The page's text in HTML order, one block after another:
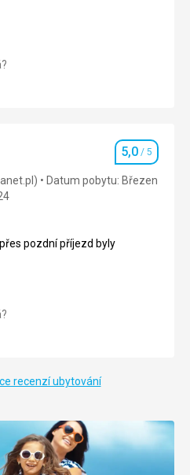
5,0/ 5
Hodnocení
5,0 / 5
Datum pobytu: Březen
pozdní příjezd byly
pozdní příjezd byly
/ 5
recenzí ubytování